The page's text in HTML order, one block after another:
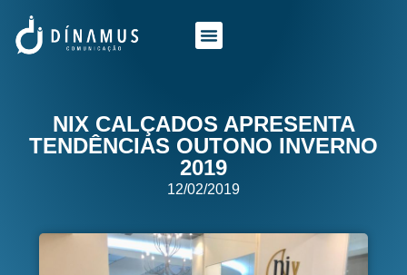
NIX CALÇADOS APRESENTA
TENDÊNCIAS OUTONO INVERNO
2019
12/02/2019